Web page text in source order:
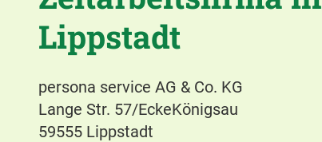
Lippstadt
persona service AG & Co. KG
Lange Str. 57/EckeKönigsau
59555 Lippstadt